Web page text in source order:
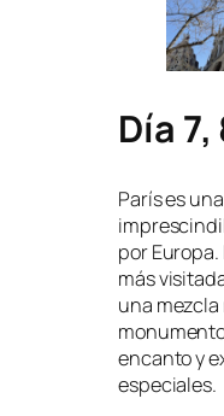
Día
París es
por
más
una
encanto y
especiales.